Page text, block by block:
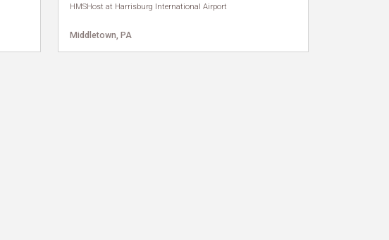
HMSHost at Harrisburg International Airport
Middletown, PA